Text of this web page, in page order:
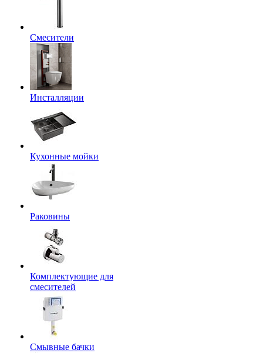
Смесители
Инсталляции
Кухонные мойки
Раковины
Комплектующие для
смесителей
Смывные бачки